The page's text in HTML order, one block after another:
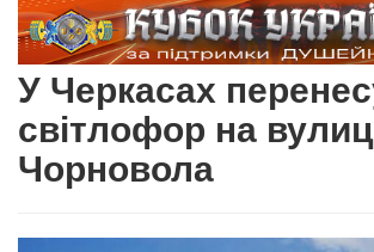
У Черкасах
світлофор на
Чорновола